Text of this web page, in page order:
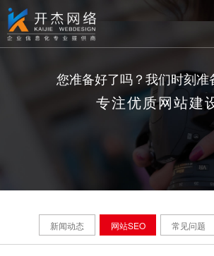
您准备好了吗？我们时刻准
专注优质网站建
新闻动态 网站SEO 常见问题